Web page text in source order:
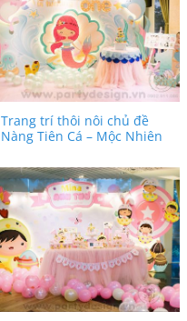
Trang trí thôi nôi chủ đề
Nàng Tiên Cá – Mộc Nhiên